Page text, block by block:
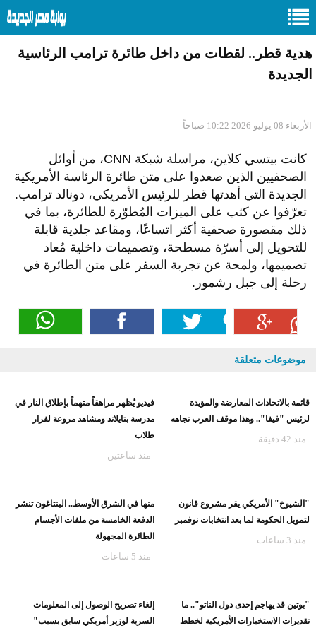
هدية قطر.. لقطات من داخل طائرة ترامب الرئاسية
الجديدة
الأربعاء 08 يوليو 2026 10:22 صباحاً
كانت بيتسي كلاين، مراسلة شبكة CNN، من أوائل
الصحفيين الذين صعدوا على متن طائرة الرئاسة الأمريكية
الجديدة التي أهدتها قطر للرئيس الأمريكي، دونالد ترامب.
تعرّفوا عن كثب على الميزات المُطوّرة للطائرة، بما في
ذلك مقصورة صحفية أكثر اتساعًا، ومقاعد جلدية قابلة
للتحويل إلى أسرّة مسطحة، وتصميمات داخلية مُعاد
تصميمها، ولمحة عن تجربة السفر على متن الطائرة في
رحلة إلى جبل رشمور.
موضوعات متعلقة
قائمة بالاتحادات المعارضة والمؤيدة
لرئيس "فيفا".. وهذا موقف العرب تجاهه
منذ 42 دقيقة
فيديو يُظهر مراهقاً متهماً بإطلاق النار في
مدرسة بتايلاند ومشاهد مروعة لفرار
طلاب
منذ ساعتين
"الشيوخ" الأمريكي يقر مشروع قانون
لتمويل الحكومة لما بعد انتخابات نوفمبر
منذ 3 ساعات
منها في الشرق الأوسط.. البنتاغون تنشر
الدفعة الخامسة من ملفات الأجسام
الطائرة المجهولة
منذ 5 ساعات
"بوتين قد يهاجم إحدى دول الناتو".. ما
تقديرات الاستخبارات الأمريكية لخطط
إلغاء تصريح الوصول إلى المعلومات
السرية لوزير أمريكي سابق بسبب"